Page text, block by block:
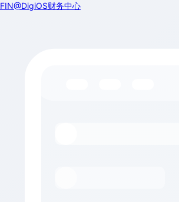
FIN@DigiOS财务中心